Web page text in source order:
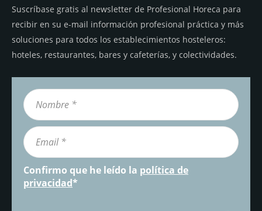
Suscríbase gratis al newsletter de Profesional Horeca para
recibir en su e-mail información profesional práctica y más
soluciones para todos los establecimientos hosteleros:
hoteles, restaurantes, bares y cafeterías, y colectividades.
Confirmo que he leído la política de
privacidad*